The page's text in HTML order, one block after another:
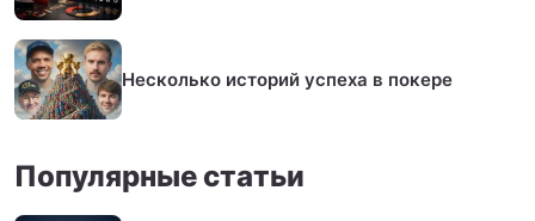
Несколько историй успеха в покере
Популярные статьи